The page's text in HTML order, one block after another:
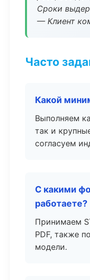
Сроки
— Клиент
Часто
Какой
Выполняем
так и
согласуем
С какими
работаете?
Принимаем
PDF, также
модели.